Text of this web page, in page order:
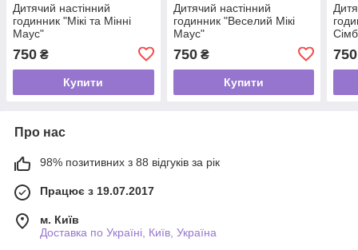
Дитячий настінний
годинник "Мікі та Мінні
Маус"
750 ₴
Купити
Дитячий настінний
годинник "Веселий Мікі
Маус"
750₴
Купити
750
Про нас
98% позитивних з 88 відгуків за рік
Працює з 19.07.2017
м. Київ
Доставка по Україні, Київ, Україна